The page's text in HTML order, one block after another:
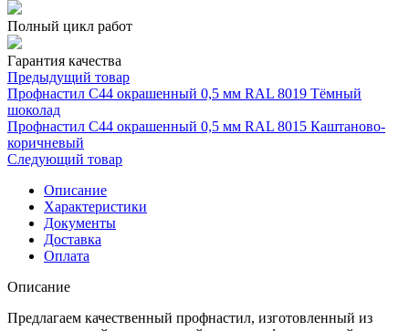
Полный цикл работ
Гарантия качества
Предыдущий товар
Профнастил С44 окрашенный 0,5 мм RAL 8019 Тёмный
шоколад
Профнастил С44 окрашенный 0,5 мм RAL 8015 Каштаново-
коричневый
Следующий товар
Описание
Характеристики
Документы
Доставка
Оплата
Описание
Предлагаем качественный профнастил, изготовленный из